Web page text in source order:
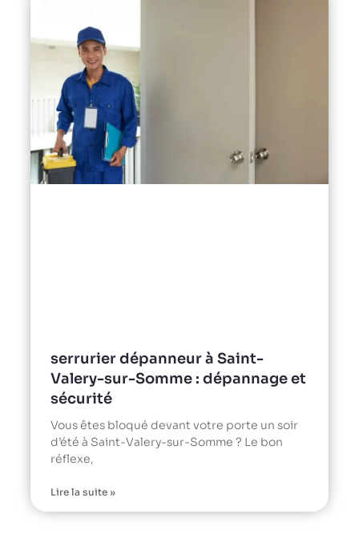
serrurier dépanneur à Saint-
Valery-sur-Somme : dépannage et
sécurité
Vous êtes bloqué devant votre porte un soir
d’été à Saint-Valery-sur-Somme ? Le bon
réflexe,
Lire la suite »